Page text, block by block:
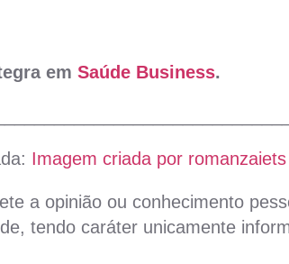
em Saúde Business.
Imagem criada por
a opinião ou conhecimento
tendo caráter unicamente